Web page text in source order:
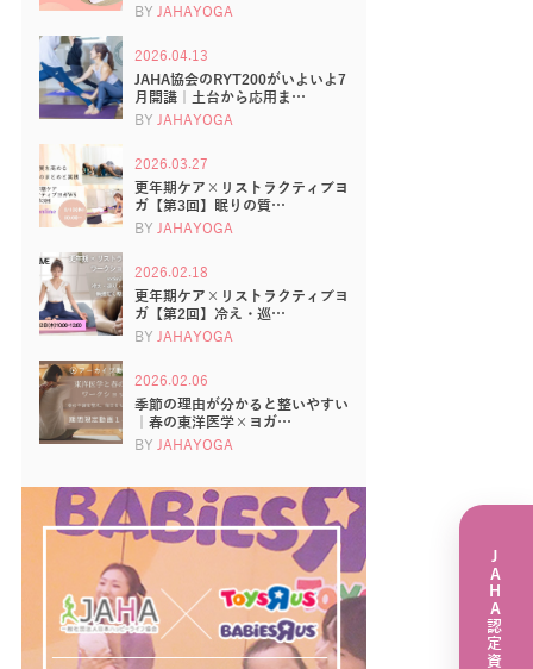
BY JAHAYOGA
2026.04.13
JAHA協会のRYT200がいよいよ7
月開講｜土台から応用ま…
BY JAHAYOGA
2026.03.27
更年期ケア×リストラクティブヨ
ガ【第3回】眠りの質…
BY JAHAYOGA
2026.02.18
更年期ケア×リストラクティブヨ
ガ【第2回】冷え・巡…
BY JAHAYOGA
2026.02.06
季節の理由が分かると整いやすい
｜春の東洋医学×ヨガ…
BY JAHAYOGA